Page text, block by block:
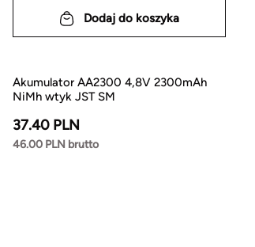
Dodaj do koszyka
Akumulator AA2300 4,8V 2300mAh
NiMh wtyk JST SM
37.40 PLN
46.00 PLN brutto